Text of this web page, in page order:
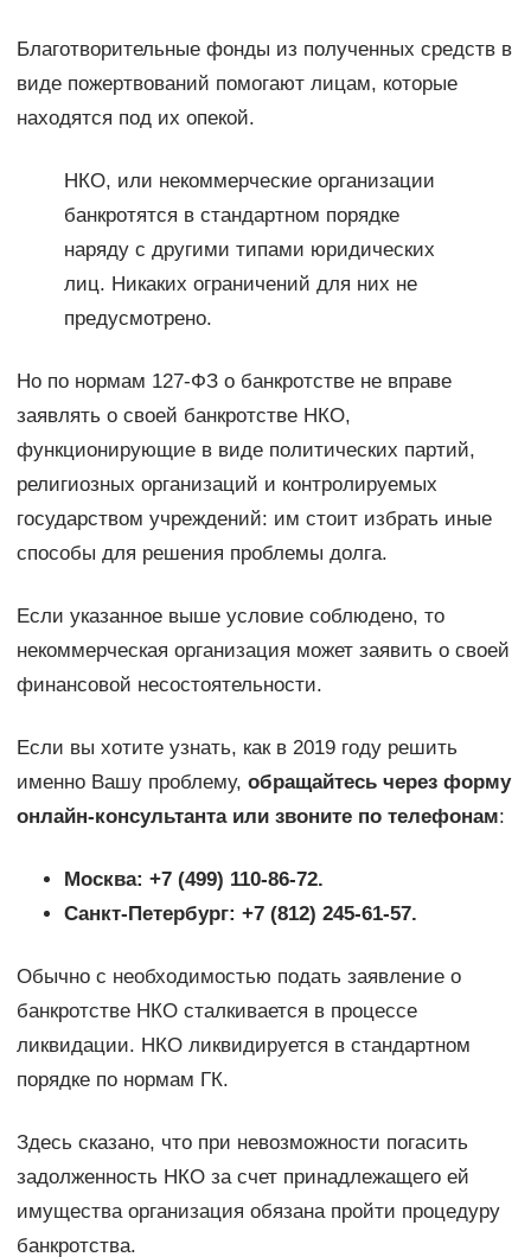
Благотворительные фонды из полученных средств в
виде пожертвований помогают лицам, которые
находятся под их опекой.
НКО, или некоммерческие организации
банкротятся в стандартном порядке
наряду с другими типами юридических
лиц. Никаких ограничений для них не
предусмотрено.
Но по нормам 127-ФЗ о банкротстве не вправе
заявлять о своей банкротстве НКО,
функционирующие в виде политических партий,
религиозных организаций и контролируемых
государством учреждений: им стоит избрать иные
способы для решения проблемы долга.
Если указанное выше условие соблюдено, то
некоммерческая организация может заявить о своей
финансовой несостоятельности.
Если вы хотите узнать, как в 2019 году решить
именно Вашу проблему, обращайтесь через форму
онлайн-консультанта или звоните по телефонам:
Москва: +7 (499) 110-86-72.
Санкт-Петербург: +7 (812) 245-61-57.
Обычно с необходимостью подать заявление о
банкротстве НКО сталкивается в процессе
ликвидации. НКО ликвидируется в стандартном
порядке по нормам ГК.
Здесь сказано, что при невозможности погасить
задолженность НКО за счет принадлежащего ей
имущества организация обязана пройти процедуру
банкротства.